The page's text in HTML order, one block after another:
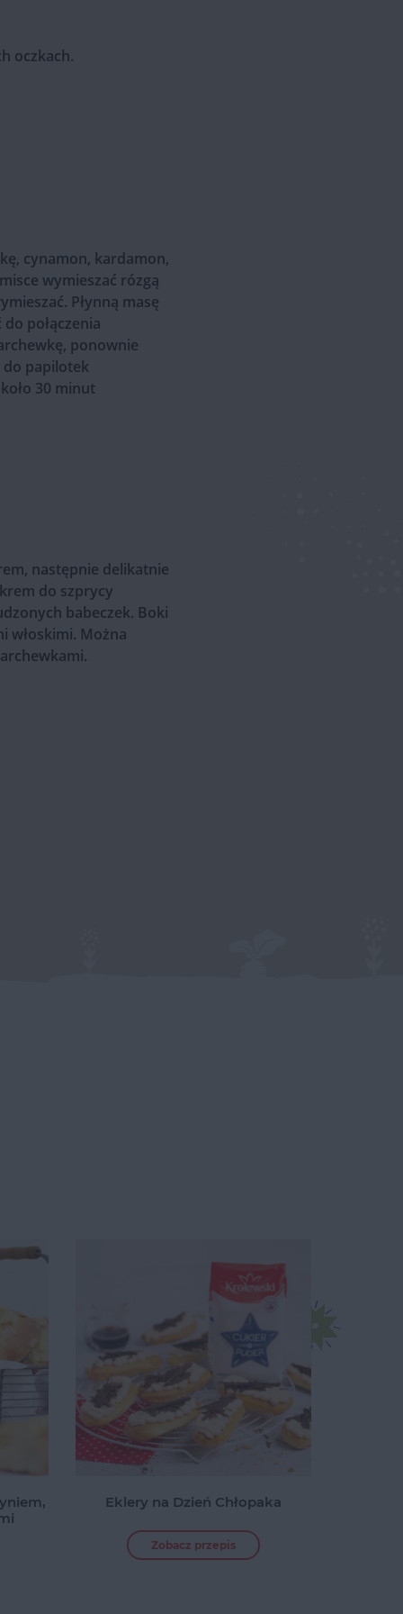
oczkach.
cynamon, kardamon,
wymieszać rózgą
Płynną masę
połączenia
ponownie
do papilotek
30 minut
następnie delikatnie
do szprycy
babeczek. Boki
włoskimi. Można
Eklery na Dzień Chłopaka
Zobacz przepis